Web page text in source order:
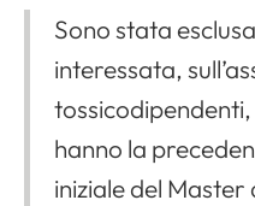
Sono stata
interessata,
hanno la
iniziale del